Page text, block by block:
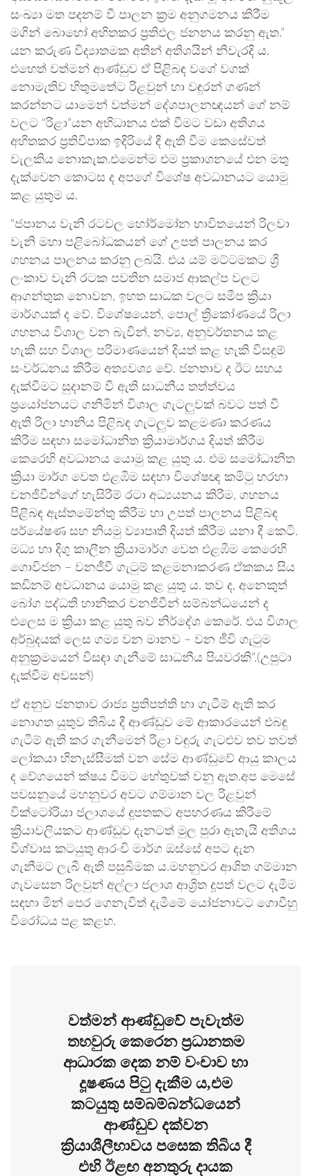
සංඛ්‍යා මත පදනම් වී පාලන ක්‍රම අනුගමනය කිරීම
මගින් බොහෝ අහිතකර ප්‍රතිඵල ජනනය කරනු ඇත.”
යන කරුණ විද්‍යාතමක අතින් අතිශයින් නිවැරදි ය.
එහෙත් වත්මන් ආණ්ඩුව ඒ පිළිබඳ වගේ වගක්
නොමැතිව හිතුමතේට රිළවුන් හා වඳුරන් ගණන්
කරන්නට යාමෙන් වත්මන් දේශපාලනඥයන් ගේ නම්
වලට “රිළා”යන අභිධානය එක් වීමට වඩා අතිශය
අහිතකර ප්‍රතිවිපාක ඉදිරියේ දී ඇති වීම කෙසේවත්
වැලකිය නොකැක.එමෙන්ම එම ප්‍රකාශනයේ එන මතු
දැක්වෙන කොටස ද අපගේ විශේෂ අවධානයට යොමු
කළ යුතුම ය.
“ජපානය වැනි රටවල හෝර්මෝන භාවිතයෙන් රිලවා
වැනි මහා පළිබෝධකයන් ගේ උපත් පාලනය කර
ගහනය පාලනය කරනු ලබයි. එය යම් මට්ටමකට ශ්‍රී
ලංකාව වැනි රටක පවතින සමාජ ආකල්ප වලට
ආගන්තුක නොවන, ඉහත සාධක වලට සමීප ක්‍රියා
මාර්ගයක් ද වේ. විශේෂයෙන්, පොල් ත්‍රිකෝණයේ රිලා
ගහනය විශාල වන බැවින්, නව්‍ය, අනුවර්තනය කළ
හැකි සහ විශාල පරිමාණයෙන් දියත් කළ හැකි විසඳුම්
සංවර්ධනය කිරීම අත්‍යවශ්‍ය වේ. ජනතාව ද ඊට සහය
දැක්වීමට සුදානම් වී ඇති සාධනීය තත්ත්වය
ප්‍රයෝජනයට ගනිමින් විශාල ගැටලුවක් බවට පත් වී
ඇති රිලා හානිය පිළිබඳ ගැටලුව කළමණා කරණය
කිරීම සඳහා සමෝධානිත ක්‍රියාමාර්ගය දියත් කිරීම
කෙරෙහි අවධානය යොමු කළ යුතු ය. එම සමෝධානිත
ක්‍රියා මාර්ග වෙත එළඹීම සඳහා විශේෂඥ කමිටු හරහා
වනජිවීන්ගේ හැසිරීම් රටා අධ්‍යයනය කිරීම, ගහනය
පිළිබඳ ඇස්තමේන්තු කිරීම හා උපත් පාලනය පිළිබඳ
පර්යේෂණ සහ නියමු ව්‍යාපෘති දියත් කිරීම යනා දී කෙටි.
මධ්‍ය හා දිගු කාලීන ක්‍රියාමාර්ග වෙත එළඹීම කෙරෙහි
ගොවිජන – වනජීවී ගැටුම් කළමනාකරණ ඒකකය සිය
කඩිනම් අවධානය යොමු කළ යුතු ය. තව ද, අනෙකුත්
බෝග පද්ධති හානිකර වනජිවීන් සම්බන්ධයෙන් ද
එලෙස ම ක්‍රියා කළ යුතු බව නිර්දේශ කෙරේ. එය විශාල
අර්බුදයක් ලෙස ගම්‍ය වන මානව – වන ජීවි ගැටුම
අනුක්‍රමයෙන් විසඳා ගැනීමේ සාධනීය පියවරකි”.(උපුටා
දැක්වීම අවසන්)
ඒ අනුව ජනතාව රාජ්‍ය ප්‍රතිපත්ති හා ගැටීම් ඇති කර
නොගත යුතුව තිබිය දී ආණ්ඩුව මේ ආකාරයෙන් එබඳු
ගැටීම් ඇති කර ගැනීමෙන් රිළා වඳුරු ගැටළුව තව තවත්
ලෝකයා හිනැස්සීමක් වන සේම ආණ්ඩුවේ ආයු කාලය
ද වේගයෙන් ක්ෂය වීමට හේතුවක් වනු ඇත.අප මෙසේ
පවසනුයේ මහනුවර අවට ගම්මාන වල රිළවුන්
වික්ටෝරියා ජලාශයේ දූපතකට අපහරණය කිරීමේ
ක්‍රියාවලියකට ආණ්ඩුව දැනටත් මුල පුරා ඇතැයි අතිශය
විශ්වාස කටයුතු ආරංචි මාර්ග ඔස්සේ අපට දැන
ගැනීමට ලැබී ඇති පසුබිමක ය.මහනුවර ආශිත ගම්මාන
ගැවසෙන රිලවුන් අල්ලා ජලාශ ආශ්‍රිත දූපත් වලට දැමීම
සඳහා මින් පෙර ගෙනැවිත් දැමීමේ යෝජනාවට ගොවීහු
විරෝධය පළ කළහ.
වත්මන් ආණ්ඩුවේ පැවැත්ම
තහවුරු කෙරෙන ප්‍රධානතම
ආධාරක දෙක නම් වංචාව හා
දූෂණය පිටු දැකීම ය,එම
කටයුතු සම්බම්බන්ධයෙන්
ආණ්ඩුව දක්වන
ක්‍රියාශීලීභාවය පසෙක තිබිය දී
එහි ඊළඟ අනතුරු දායක